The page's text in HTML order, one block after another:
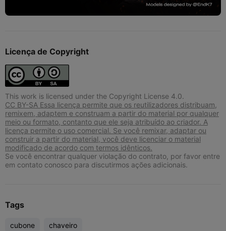
Licença de Copyright
This work is licensed under the Copyright License 4.0.
CC BY-SA Essa licença permite que os reutilizadores distribuam,
remixem, adaptem e construam a partir do material por qualquer
meio ou formato, contanto que ele seja atribuído ao criador. A
licença permite o uso comercial. Se você remixar, adaptar ou
construir a partir do material, você deve licenciar o material
modificado de acordo com termos idênticos.
Se você encontrar qualquer violação do contrato, por favor entre
em contato conosco para discutirmos ações adicionais.
Tags
cubone chaveiro